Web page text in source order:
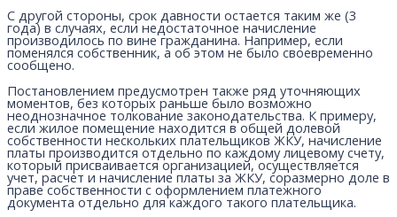
С другой стороны, срок давности остается таким же (3
года) в случаях, если недостаточное начисление
производилось по вине гражданина. Например, если
поменялся собственник, а об этом не было своевременно
сообщено.
Постановлением предусмотрен также ряд уточняющих
моментов, без которых раньше было возможно
неоднозначное толкование законодательства. К примеру,
если жилое помещение находится в общей долевой
собственности нескольких плательщиков ЖКУ, начисление
платы производится отдельно по каждому лицевому счету,
который присваивается организацией, осуществляется
учет, расчет и начисление платы за ЖКУ, соразмерно доле в
праве собственности с оформлением платежного
документа отдельно для каждого такого плательщика.